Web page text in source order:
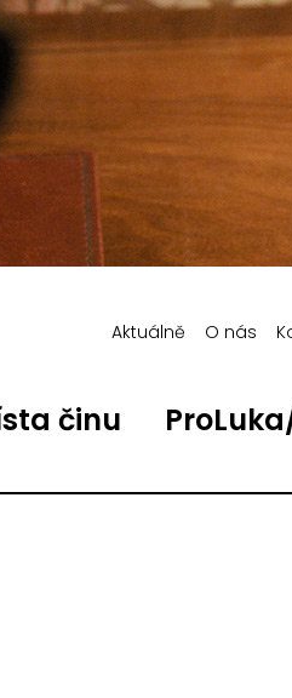
činu
Aktuálně O nás